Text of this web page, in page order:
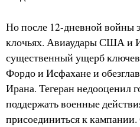
Но после 12-дневной войны
клочьях. Авиаудары США и
существенный ущерб
Фордо и Исфахане и
Ирана. Тегеран недооценил
поддержать военные
присоединиться к